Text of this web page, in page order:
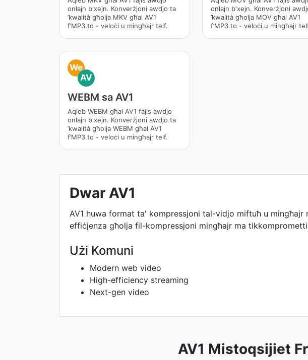
onlajn b'xejn. Konverżjoni awdjo ta
’kwalità għolja MKV għal AV1
f’MP3.to - veloċi u mingħajr telf.
onlajn b'xejn. Konverżjoni
’kwalità għolja MOV għal AV1
f’MP3.to - veloċi u mingħajr
We
AV
WEBM sa AV1
Aqleb WEBM għal AV1 fajls awdjo
onlajn b'xejn. Konverżjoni awdjo ta
’kwalità għolja WEBM għal AV1
f’MP3.to - veloċi u mingħajr telf.
Dwar AV1
AV1 huwa format ta' kompressjoni tal-vidjo miftuħ u
effiċjenza għolja fil-kompressjoni mingħajr ma
Użi Komuni
Modern web video
High-efficiency streaming
Next-gen video
AV1 Mistoqsijiet